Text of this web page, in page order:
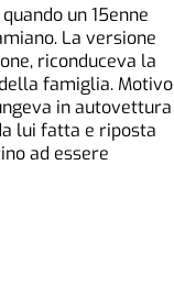
un 15enne
La versione
riconduceva la
famiglia. Motivo
in autovettura
lui fatta e riposta
ad essere